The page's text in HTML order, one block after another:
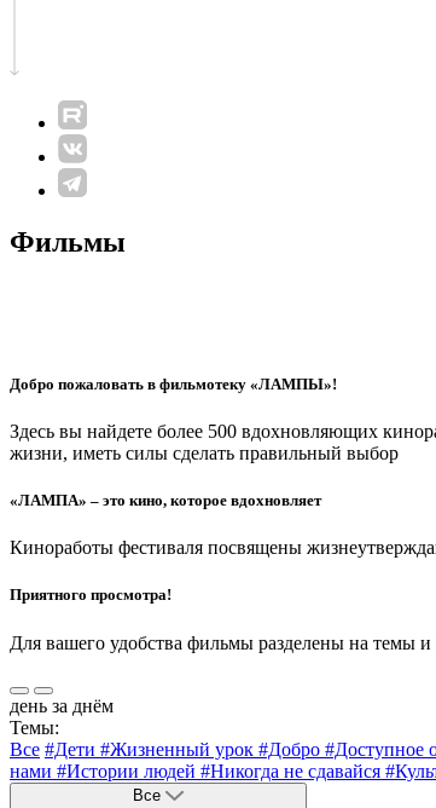
Фильмы
Добро пожаловать в фильмотеку «ЛАМПЫ»!
Здесь вы найдете более 500 вдохновляющих
жизни, иметь силы сделать правильный выбор
«ЛАМПА» – это кино, которое вдохновляет
Киноработы фестиваля посвящены
Приятного просмотра!
Для вашего удобства фильмы разделены на темы
день за днём
Темы:
Все #Дети #Жизненный урок #Добро #Доступное
нами #Истории людей #Никогда не сдавайся
Все